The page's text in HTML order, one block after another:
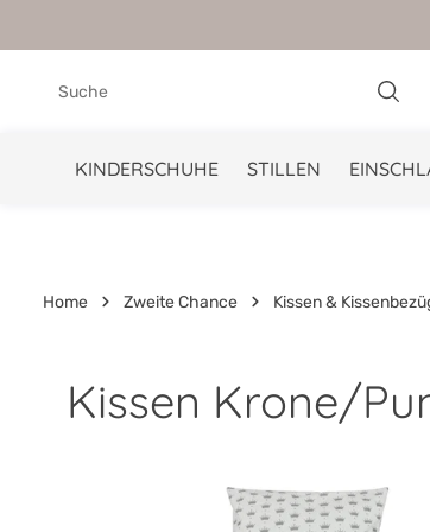
KINDERSCHUHE STILLEN
Home Zweite Chance Kissen &
Kissen Krone/
Bildergalerie überspringen